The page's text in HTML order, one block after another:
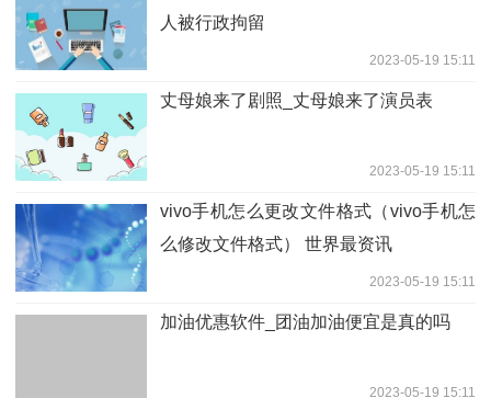
人被行政拘留
2023-05-19 15:11
丈母娘来了剧照_丈母娘来了演员表
2023-05-19 15:11
vivo手机怎么更改文件格式（vivo手机怎
么修改文件格式） 世界最资讯
2023-05-19 15:11
加油优惠软件_团油加油便宜是真的吗
2023-05-19 15:11